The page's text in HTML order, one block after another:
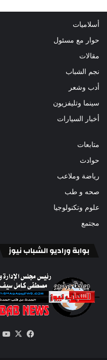
أسلاميات
حوار مع مسئول
مقالات
نجم الشباب
أدب وشعر
سينما وتليفزيون
أخبار السيارات
متابعات
حوادث
رياضة وملاعب
صحه و طب
علوم وتكنولوجيا
مجتمع
بوابة وراديو الشباب نيوز
فيسبوك
‫X